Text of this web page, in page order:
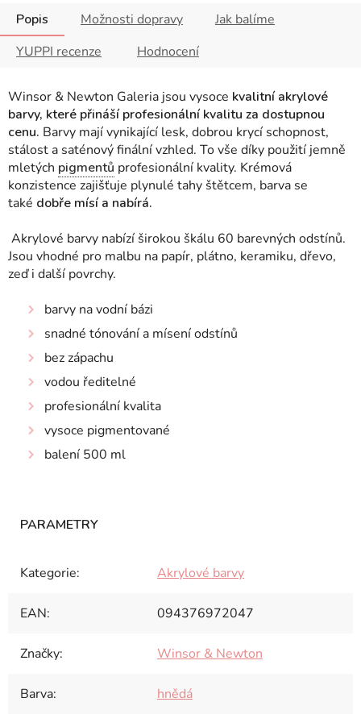
Popis Možnosti dopravy
Jak balíme
YUPPI recenze
Hodnocení
Winsor & Newton Galeria jsou vysoce kvalitní akrylové
barvy, které přináší profesionální kvalitu za dostupnou
cenu. Barvy mají vynikající lesk, dobrou krycí schopnost,
stálost a saténový finální vzhled. To vše díky použití jemně
mletých pigmentů profesionální kvality. Krémová
konzistence zajišťuje plynulé tahy štětcem, barva se
také dobře mísí a nabírá.
Akrylové barvy nabízí širokou škálu 60 barevných odstínů.
Jsou vhodné pro malbu na papír, plátno, keramiku, dřevo,
zeď i další povrchy.
barvy na vodní bázi
snadné tónování a mísení odstínů
bez zápachu
vodou ředitelné
profesionální kvalita
vysoce pigmentované
balení 500 ml
Kategorie: Akrylové barvy
EAN: 094376972047
Značky: Winsor & Newton
Barva: hnědá